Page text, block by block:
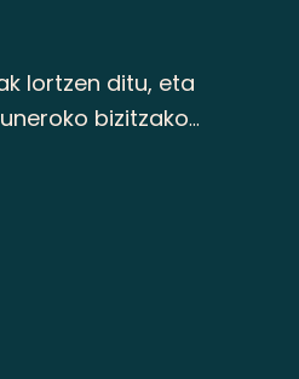
lortzen ditu, eta
bizitzako